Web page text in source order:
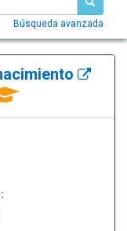
Búsqueda avanzada